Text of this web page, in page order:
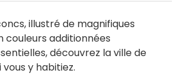
illustré de magnifiques
couleurs additionnées
découvrez la ville de
y habitiez.